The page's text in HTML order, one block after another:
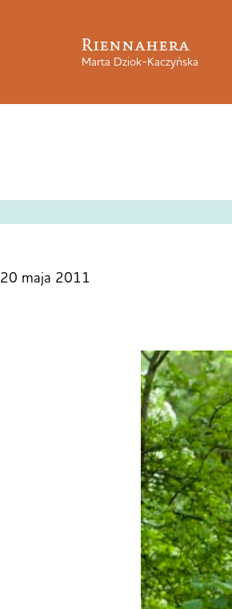
Riennahera
Marta Dziok-Kaczyńska
20 maja 2011